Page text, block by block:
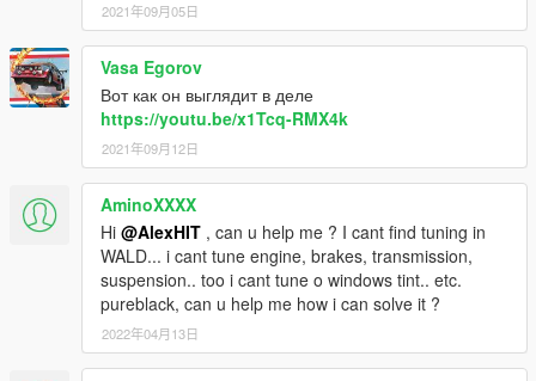
2021年09月05日
Vasa Egorov
Вот как он выглядит в деле
https://youtu.be/x1Tcq-RMX4k
2021年09月12日
AminoXXXX
Hi @AlexHIT , can u help me ? I cant find tuning in
WALD... i cant tune engine, brakes, transmission,
suspension.. too i cant tune o windows tint.. etc.
pureblack, can u help me how i can solve it ?
2022年04月13日